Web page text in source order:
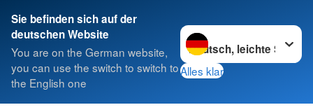
Sie befinden sich auf der
deutschen Website
You are on the German website,
you can use the switch to switch to
the English one
Sprache wechseln zu
Alles klar